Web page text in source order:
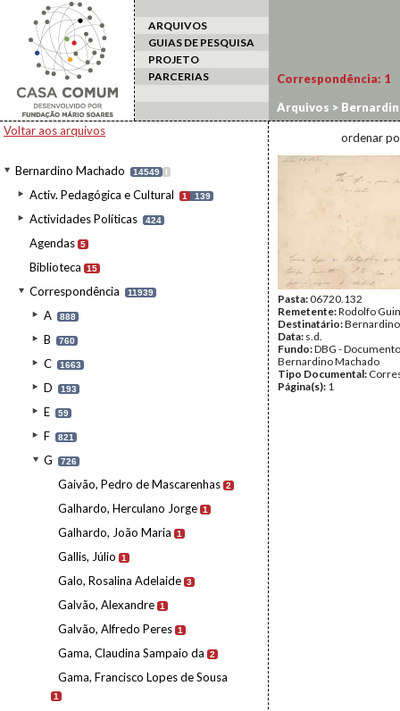
ARQUIVOS
GUIAS DE PESQUISA
PROJETO
PARCERIAS
Voltar aos arquivos
Bernardino Machado 14549 I
Activ. Pedagógica e Cultural 1 139
Actividades Políticas 424
Agendas 5
Biblioteca 15
Correspondência 11939
A 888
B 760
C 1663
D 193
E 59
F 821
G 726
Gaivão, Pedro de Mascarenhas 2
Galhardo, Herculano Jorge 1
Galhardo, João Maria 1
Gallis, Júlio 1
Galo, Rosalina Adelaide 3
Galvão, Alexandre 1
Galvão, Alfredo Peres 1
Gama, Claudina Sampaio da 2
Gama, Francisco Lopes de Sousa
1
Correspondência: 1
Arquivos >
ordenar
Pasta:06720.132
Remetente:Rodolfo
Destinatário:
Data: s.d.
Fundo:DBG -
Bernardino Machado
Tipo Documental:
Página(s): 1